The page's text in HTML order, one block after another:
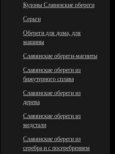
Кулоны Славянские обереги
Серьги
Обереги для дома, для
машины
Славянские обереги-магниты
Славянские обереги из
бижутерного сплава
Славянские обереги из
дерева
Славянские обереги из
медстали
Славянские обереги из
серебра и с посеребрением